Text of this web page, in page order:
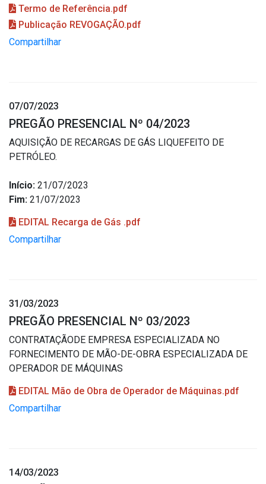
Termo de Referência.pdf
Publicação REVOGAÇÃO.pdf
Compartilhar
07/07/2023
PREGÃO PRESENCIAL Nº 04/2023
AQUISIÇÃO DE RECARGAS DE GÁS LIQUEFEITO DE
PETRÓLEO.
Início: 21/07/2023
Fim: 21/07/2023
EDITAL Recarga de Gás .pdf
Compartilhar
31/03/2023
PREGÃO PRESENCIAL Nº 03/2023
CONTRATAÇÃODE EMPRESA ESPECIALIZADA NO
FORNECIMENTO DE MÃO-DE-OBRA ESPECIALIZADA DE
OPERADOR DE MÁQUINAS
EDITAL Mão de Obra de Operador de Máquinas.pdf
Compartilhar
14/03/2023